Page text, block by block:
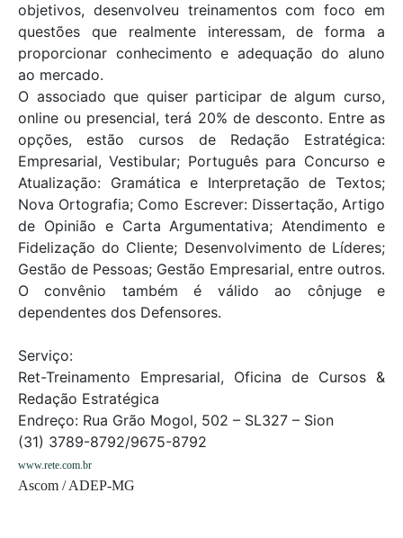
objetivos, desenvolveu treinamentos com foco em
questões que realmente interessam, de forma a
proporcionar conhecimento e adequação do aluno
ao mercado.
O associado que quiser participar de algum curso,
online ou presencial, terá 20% de desconto. Entre as
opções, estão cursos de Redação Estratégica:
Empresarial, Vestibular; Português para Concurso e
Atualização: Gramática e Interpretação de Textos;
Nova Ortografia; Como Escrever: Dissertação, Artigo
de Opinião e Carta Argumentativa; Atendimento e
Fidelização do Cliente; Desenvolvimento de Líderes;
Gestão de Pessoas; Gestão Empresarial, entre outros.
O convênio também é válido ao cônjuge e
dependentes dos Defensores.
Serviço:
Ret-Treinamento Empresarial, Oficina de Cursos &
Redação Estratégica
Endreço: Rua Grão Mogol, 502 – SL327 – Sion
(31) 3789-8792/9675-8792
www.rete.com.br
Ascom / ADEP-MG